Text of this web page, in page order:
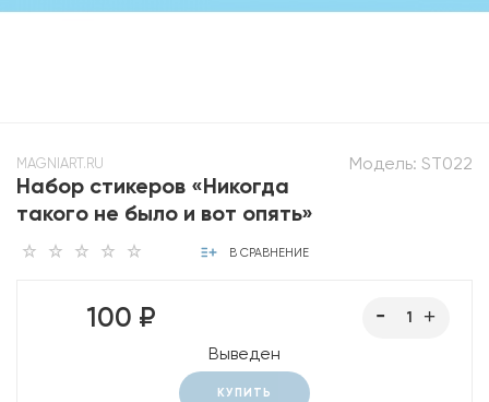
Модель: ST022
MAGNIART.RU
Набор стикеров «Никогда
такого не было и вот опять»
В СРАВНЕНИЕ
100 ₽
Выведен
КУПИТЬ